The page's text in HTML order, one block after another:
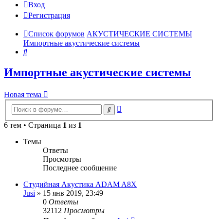
Вход
Регистрация
Список форумов АКУСТИЧЕСКИЕ СИСТЕМЫ
Импортные акустические системы
Поиск
Импортные акустические системы
Новая тема
Поиск
6 тем • Страница 1 из 1
Темы
Ответы
Просмотры
Последнее сообщение
Студийная Акустика ADAM A8X
Jusi » 15 янв 2019, 23:49
0 Ответы
32112 Просмотры